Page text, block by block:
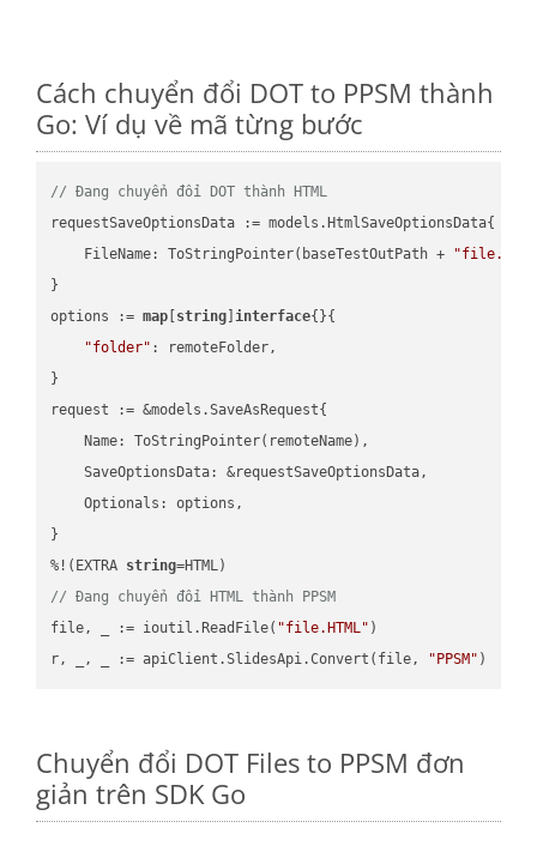
Cách chuyển đổi DOT to PPSM thành
Go: Ví dụ về mã từng bước
// Đang chuyển đổi DOT thành HTML
requestSaveOptionsData := models.HtmlSaveOptionsData{
    FileName: ToStringPointer(baseTestOutPath +
"file.DOT"
}
options := map string ]interface{}{
"folder" : remoteFolder,
}
request := &models.SaveAsRequest{
    Name: ToStringPointer(remoteName),
    SaveOptionsData: &requestSaveOptionsData,
    Optionals: options,
}
%!(EXTRA string
// Đang chuyển đổi HTML thành PPSM
file, _ := ioutil.ReadFile( "file.HTML" )
r, _, _ := apiClient.SlidesApi.Convert(file,
"PPSM"
Chuyển đổi DOT Files to PPSM đơn
giản trên SDK Go